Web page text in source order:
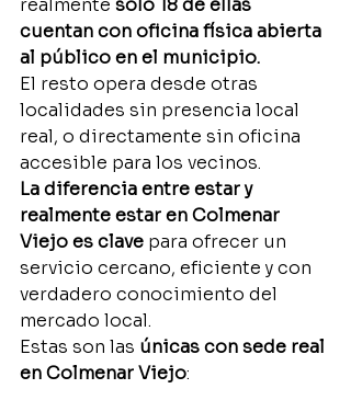
realmente solo 18 de ellas
cuentan con oficina física abierta
al público en el municipio.
El resto opera desde otras
localidades sin presencia local
real, o directamente sin oficina
accesible para los vecinos.
La diferencia entre estar y
realmente estar en Colmenar
Viejo es clave para ofrecer un
servicio cercano, eficiente y con
verdadero conocimiento del
mercado local.
Estas son las únicas con sede real
en Colmenar Viejo: